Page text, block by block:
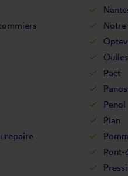
Oulles
Pact
Penol
Plan
Pont-